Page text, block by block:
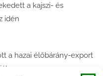
a kajszi- és
idén
a hazai élőbárány-export